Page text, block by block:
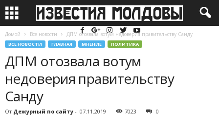
Домой Все новости ДПМ отозвала вотум недоверия правительству Санду
ВСЕ НОВОСТИ ГЛАВНАЯ МНЕНИЕ ПОЛИТИКА
ДПМ отозвала вотум
недоверия правительству
Санду
От Дежурный по сайту - 07.11.2019 7023 0